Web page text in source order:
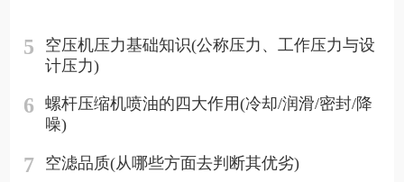
5
空压机压力基础知识(公称压力、工作压力与设
计压力)
6
螺杆压缩机喷油的四大作用(冷却/润滑/密封/降
噪)
7 空滤品质(从哪些方面去判断其优劣)